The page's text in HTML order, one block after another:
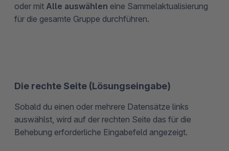
oder mit Alle auswählen eine Sammelaktualisierung
für die gesamte Gruppe durchführen.
Die rechte Seite (Lösungseingabe)
Sobald du einen oder mehrere Datensätze links
auswählst, wird auf der rechten Seite das für die
Behebung erforderliche Eingabefeld angezeigt.